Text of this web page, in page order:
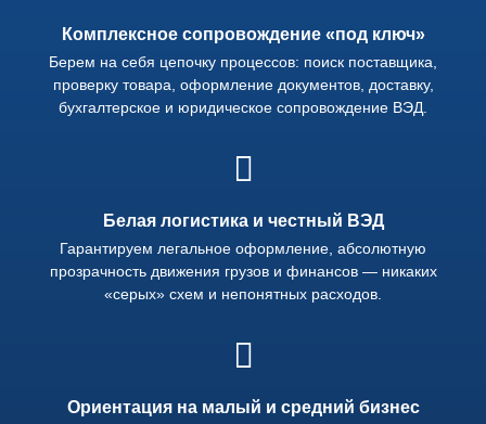
Комплексное сопровождение «под ключ»
Берем на себя цепочку процессов: поиск поставщика,
проверку товара, оформление документов, доставку,
бухгалтерское и юридическое сопровождение ВЭД.
Белая логистика и честный ВЭД
Гарантируем легальное оформление, абсолютную
прозрачность движения грузов и финансов — никаких
«серых» схем и непонятных расходов.
Ориентация на малый и средний бизнес